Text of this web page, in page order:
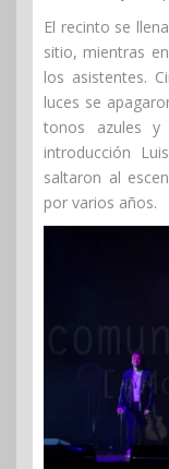
El recinto se
sitio, mientras
los asistentes.
luces se
tonos azules y
introducción
saltaron al
por varios años.